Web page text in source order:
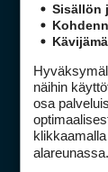
Sisällön
näihin
osa
klikkaamalla
alareunassa.